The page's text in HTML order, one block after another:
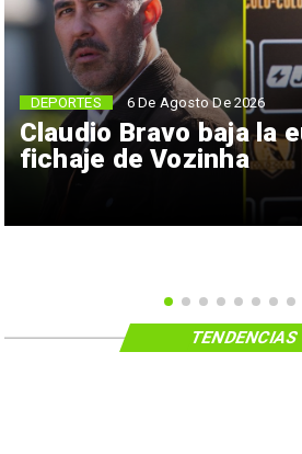
Claudio Bravo baja la
fichaje de Vozinha
DEPORTES 6 De Agosto De 2026
TENDENCIAS